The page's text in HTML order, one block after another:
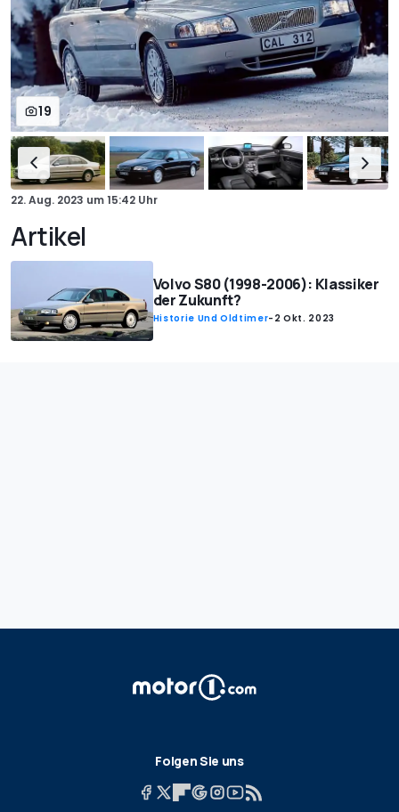
19
22. Aug. 2023 um15:42 Uhr
Artikel
Volvo S80 (1998-2006): Klassiker
der Zukunft?
Historie Und Oldtimer- 2 Okt. 2023
Folgen Sie uns